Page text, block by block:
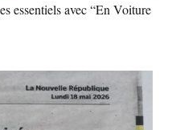
essentiels avec “En Voiture